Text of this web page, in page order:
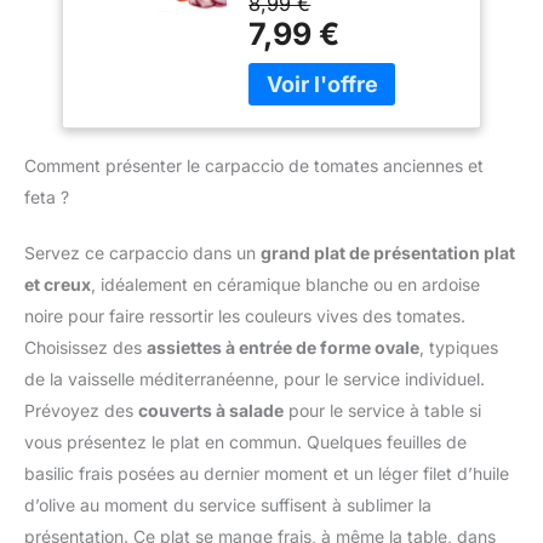
également le tartiner sur
du pain, des toasts, du
yaourt pour un petit-
déjeuner fantastique,
l'ajouter à vos recettes
ou l'utiliser comme
vinaigrette.
Matériau de Qualité
Alimentaire - Le coupe
oignon manuel est
fabriqué en PP de qualité
alimentaire et 420J2,
sans BPA, ce qui permet
coupe-légumes à
mandoline, vous pouvez
être sûr de préparer des
créatifs pour votre
famille. Utilisation
Multifonctionnelle - Le
coupe légumes peut
râper, réduire en purée,
non seulement pour
couper les légumes, mais
permet d’obtenir des
tranches fines, nettes et
régulières avec un
minimum d’effort. Que
elle est simple et intuitive
mm – Cette mandoline
de trois réglages
d’épaisseur pour
répondre à différents
besoins. Choisissez des
moyennes (2 mm) ou
épaisses (4 mm) selon
les ingrédients et les
recettes. Afin de
s’adapter à différents
7,99 €
Comment présenter le carpaccio de tomates anciennes et
feta ?
Servez ce carpaccio dans un grand plat de présentation plat
et creux , idéalement en céramique blanche ou en ardoise
noire pour faire ressortir les couleurs vives des tomates.
Choisissez des assiettes à entrée de forme ovale , typiques
de la vaisselle méditerranéenne, pour le service individuel.
Prévoyez des couverts à salade pour le service à table si
vous présentez le plat en commun. Quelques feuilles de
basilic frais posées au dernier moment et un léger filet d’huile
d’olive au moment du service suffisent à sublimer la
présentation. Ce plat se mange frais, à même la table, dans